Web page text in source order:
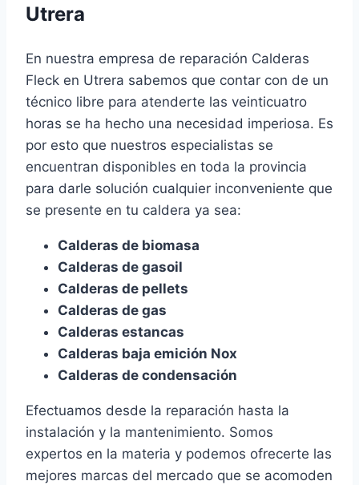
Utrera
En nuestra empresa de reparación Calderas
Fleck en Utrera sabemos que contar con de un
técnico libre para atenderte las veinticuatro
horas se ha hecho una necesidad imperiosa. Es
por esto que nuestros especialistas se
encuentran disponibles en toda la provincia
para darle solución cualquier inconveniente que
se presente en tu caldera ya sea:
Calderas de biomasa
Calderas de gasoil
Calderas de pellets
Calderas de gas
Calderas estancas
Calderas baja emición Nox
Calderas de condensación
Efectuamos desde la reparación hasta la
instalación y la mantenimiento. Somos
expertos en la materia y podemos ofrecerte las
mejores marcas del mercado que se acomoden